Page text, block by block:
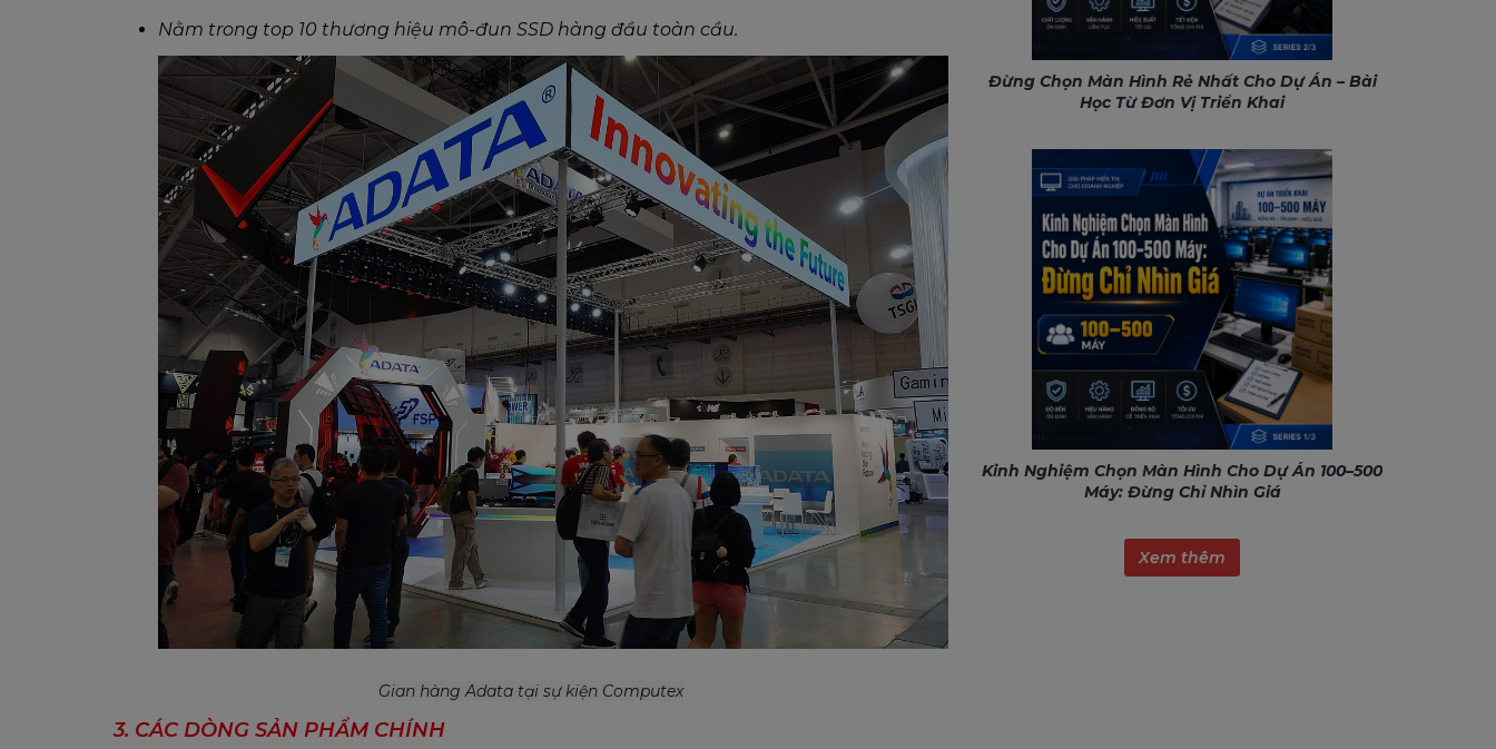
Nằm trong top 10 thương hiệu mô-đun SSD hàng đầu toàn cầu.
Gian hàng Adata tại sự kiện Computex
3. CÁC DÒNG SẢN PHẨM CHÍNH
Đừng Chọn Màn Hình Rẻ Nhất Cho Dự Án – Bài
Học Từ Đơn Vị Triển Khai
Kinh Nghiệm Chọn Màn Hình Cho Dự Án 100–500
Máy: Đừng Chỉ Nhìn Giá
Xem thêm